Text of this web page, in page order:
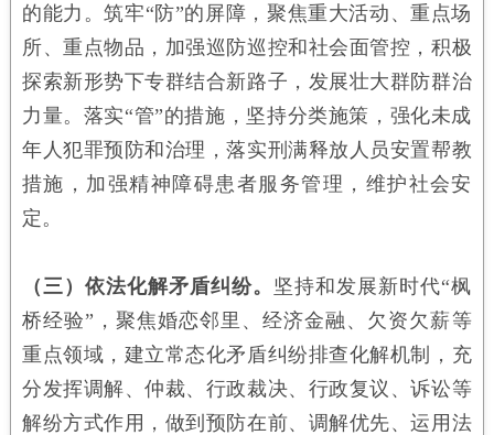
的能力。筑牢“防”的屏障，聚焦重大活动、重点场
所、重点物品，加强巡防巡控和社会面管控，积极
探索新形势下专群结合新路子，发展壮大群防群治
力量。落实“管”的措施，坚持分类施策，强化未成
年人犯罪预防和治理，落实刑满释放人员安置帮教
措施，加强精神障碍患者服务管理，维护社会安
定。
（三）依法化解矛盾纠纷。 坚持和发展新时代“枫
桥经验”，聚焦婚恋邻里、经济金融、欠资欠薪等
重点领域，建立常态化矛盾纠纷排查化解机制，充
分发挥调解、仲裁、行政裁决、行政复议、诉讼等
解纷方式作用，做到预防在前、调解优先、运用法